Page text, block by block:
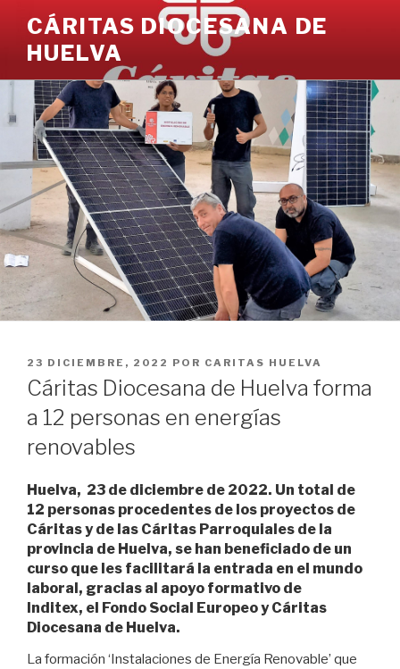
contenido
CÁRITAS DIOCESANA DE
HUELVA
PUBLICADO
EN
23 DICIEMBRE, 2022 POR CARITAS HUELVA
Cáritas Diocesana de Huelva forma
a 12 personas en energías
renovables
Huelva, 23 de diciembre de 2022. Un total de
12 personas procedentes de los proyectos de
Cáritas y de las Cáritas Parroquiales de la
provincia de Huelva, se han beneficiado de un
curso que les facilitará la entrada en el mundo
laboral, gracias al apoyo formativo de
Inditex, el Fondo Social Europeo y Cáritas
Diocesana de Huelva.
La formación ‘Instalaciones de Energía Renovable’ que